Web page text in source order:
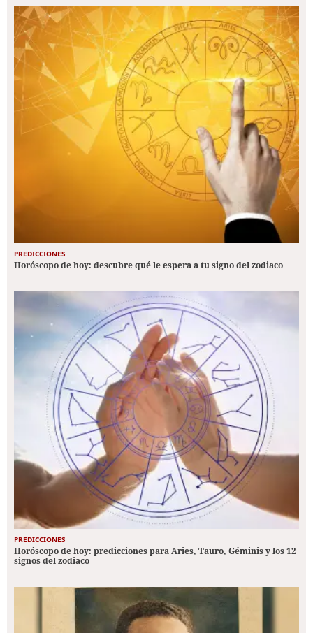
PREDICCIONES
Horóscopo de hoy: descubre qué le espera a tu signo del zodiaco
PREDICCIONES
Horóscopo de hoy: predicciones para Aries, Tauro, Géminis y los 12
signos del zodiaco